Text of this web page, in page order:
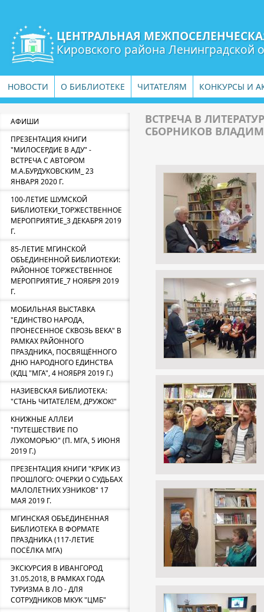
ЦЕНТРАЛЬНАЯ
Кировского района Ленинградской
НОВОСТИ О БИБЛИОТЕКЕ ЧИТАТЕЛЯМ КОНКУРСЫ И
АФИШИ
ПРЕЗЕНТАЦИЯ КНИГИ
"МИЛОСЕРДИЕ В АДУ" -
ВСТРЕЧА С АВТОРОМ
М.А.БУРДУКОВСКИМ_ 23
ЯНВАРЯ 2020 Г.
100-ЛЕТИЕ ШУМСКОЙ
БИБЛИОТЕКИ_ТОРЖЕСТВЕННОЕ
МЕРОПРИЯТИЕ_3 ДЕКАБРЯ 2019
Г.
85-ЛЕТИЕ МГИНСКОЙ
ОБЪЕДИНЕННОЙ БИБЛИОТЕКИ:
РАЙОННОЕ ТОРЖЕСТВЕННОЕ
МЕРОПРИЯТИЕ_7 НОЯБРЯ 2019
Г.
МОБИЛЬНАЯ ВЫСТАВКА
"ЕДИНСТВО НАРОДА,
ПРОНЕСЕННОЕ СКВОЗЬ ВЕКА" В
РАМКАХ РАЙОННОГО
ПРАЗДНИКА, ПОСВЯЩЁННОГО
ДНЮ НАРОДНОГО ЕДИНСТВА
(КДЦ "МГА", 4 НОЯБРЯ 2019 Г.)
НАЗИЕВСКАЯ БИБЛИОТЕКА:
"СТАНЬ ЧИТАТЕЛЕМ, ДРУЖОК!"
КНИЖНЫЕ АЛЛЕИ
"ПУТЕШЕСТВИЕ ПО
ЛУКОМОРЬЮ" (П. МГА, 5 ИЮНЯ
2019 Г.)
ПРЕЗЕНТАЦИЯ КНИГИ "КРИК ИЗ
ПРОШЛОГО: ОЧЕРКИ О СУДЬБАХ
МАЛОЛЕТНИХ УЗНИКОВ" 17
МАЯ 2019 Г.
МГИНСКАЯ ОБЪЕДИНЕННАЯ
БИБЛИОТЕКА В ФОРМАТЕ
ПРАЗДНИКА (117-ЛЕТИЕ
ПОСЁЛКА МГА)
ЭКСКУРСИЯ В ИВАНГОРОД
31.05.2018, В РАМКАХ ГОДА
ТУРИЗМА В ЛО - ДЛЯ
СОТРУДНИКОВ МКУК "ЦМБ"
ВСТРЕЧА В
СБОРНИКОВ